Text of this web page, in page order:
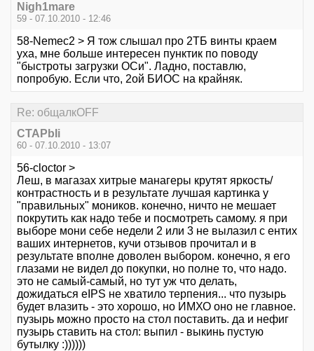
Nigh1mare
59 - 07.10.2010 - 12:46
58-Nemec2 > Я тож слышал про 2ТБ винты краем
уха, мне больше интересен пунктик по поводу
"быстроты загрузки ОСи". Ладно, поставлю,
попробую. Если что, 2ой БИОС на крайняк.
Re: общалкOFF
CTAPbIi
60 - 07.10.2010 - 13:07
56-cloctor >
Леш, в магазах хитрые манагеры крутят яркость/
контрастность и в результате лучшая картинка у
"правильных" моников. конечно, ничто не мешает
покрутить как надо тебе и посмотреть самому. я при
выборе мони себе недели 2 или 3 не вылазил с ентих
ваших интернетов, кучи отзывов прочитал и в
результате вполне доволен выбором. конечно, я его
глазами не видел до покупки, но полне то, что надо.
это не самый-самый, но тут уж что делать,
дожидаться eIPS не хватило терпения... что пузырь
будет влазить - это хорошо, но ИМХО оно не главное.
пузырь можно просто на стол поставить. да и нефиг
пузырь ставить на стол: выпил - выкинь пустую
бутылку :))))))